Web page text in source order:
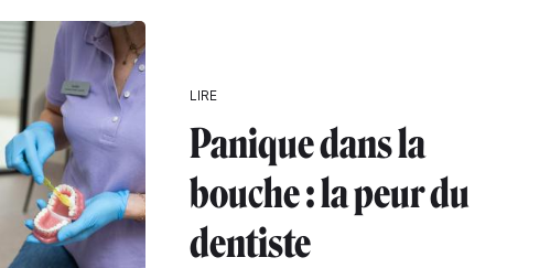
LIRE
Panique dans la
bouche : la peur du
dentiste